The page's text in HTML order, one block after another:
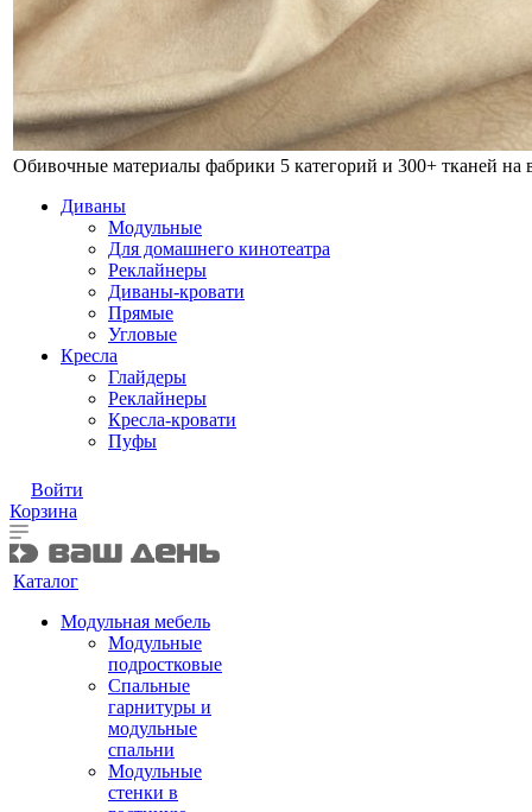
Обивочные материалы фабрики 5 категорий и 300+ тканей на
Диваны
Модульные
Для домашнего кинотеатра
Реклайнеры
Диваны-кровати
Прямые
Угловые
Кресла
Глайдеры
Реклайнеры
Кресла-кровати
Пуфы
Войти
Корзина
Каталог
Модульная мебель
Модульные
подростковые
Спальные
гарнитуры и
модульные
спальни
Модульные
стенки в